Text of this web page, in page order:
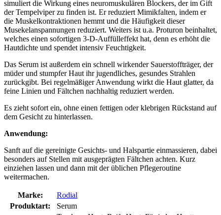
simuliert die Wirkung eines neuromuskulären Blockers, der im Gift
der Tempelviper zu finden ist. Er reduziert Mimikfalten, indem er
die Muskelkontraktionen hemmt und die Häufigkeit dieser
Musekelanspannungen reduziert. Weiters ist u.a. Proturon beinhaltet,
welches einen sofortigen 3-D-Auffülleffekt hat, denn es erhöht die
Hautdichte und spendet intensiv Feuchtigkeit.
Das Serum ist außerdem ein schnell wirkender Sauerstoffträger, der
müder und stumpfer Haut ihr jugendliches, gesundes Strahlen
zurückgibt. Bei regelmäßiger Anwendung wirkt die Haut glatter, da
feine Linien und Fältchen nachhaltig reduziert werden.
Es zieht sofort ein, ohne einen fettigen oder klebrigen Rückstand auf
dem Gesicht zu hinterlassen.
Anwendung:
Sanft auf die gereinigte Gesichts- und Halspartie einmassieren, dabei
besonders auf Stellen mit ausgeprägten Fältchen achten. Kurz
einziehen lassen und dann mit der üblichen Pflegeroutine
weitermachen.
Marke:
Rodial
Produktart:
Serum